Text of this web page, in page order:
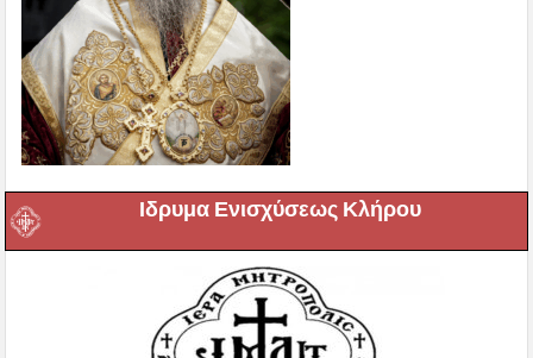
Ιδρυμα Ενισχύσεως Κλήρου